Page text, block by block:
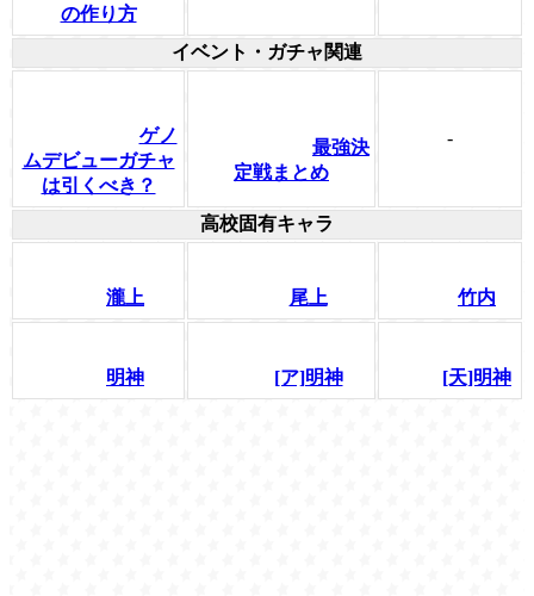
の作り方
イベント・ガチャ関連
ゲノ
ムデビューガチャ
は引くべき？
最強決
定戦まとめ
-
高校固有キャラ
瀧上 尾上 竹内
明神 [ア]明神 [天]明神